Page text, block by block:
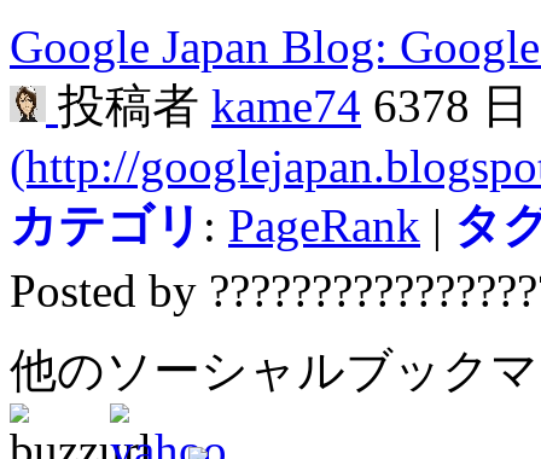
Google Japan Blog:
投稿者 kame74 6378
(http://
カテゴリ : PageRank | タ
Posted by
他のソーシャルブック